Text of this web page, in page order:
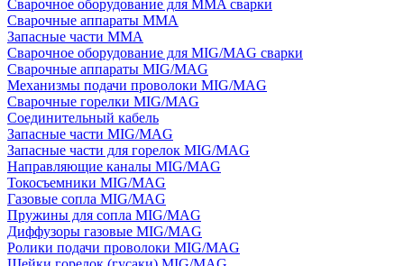
Сварочное оборудование для MMA сварки
Сварочные аппараты MMA
Запасные части MMA
Сварочное оборудование для MIG/MAG сварки
Сварочные аппараты MIG/MAG
Механизмы подачи проволоки MIG/MAG
Сварочные горелки MIG/MAG
Соединительный кабель
Запасные части MIG/MAG
Запасные части для горелок MIG/MAG
Направляющие каналы MIG/MAG
Токосъемники MIG/MAG
Газовые сопла MIG/MAG
Пружины для сопла MIG/MAG
Диффузоры газовые MIG/MAG
Ролики подачи проволоки MIG/MAG